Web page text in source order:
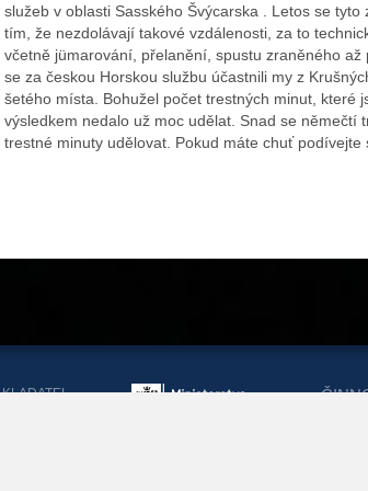
služeb v oblasti Sasského Švýcarska . Letos se
tím, že nezdolávají takové vzdálenosti, za to
včetně jümarování, přelanění, spustu zraněného
se za českou Horskou službu účastnili my z
šetého místa. Bohužel počet trestných minut, které
výsledkem nedalo už moc udělat. Snad se
trestné minuty udělovat. Pokud máte chuť podívejte